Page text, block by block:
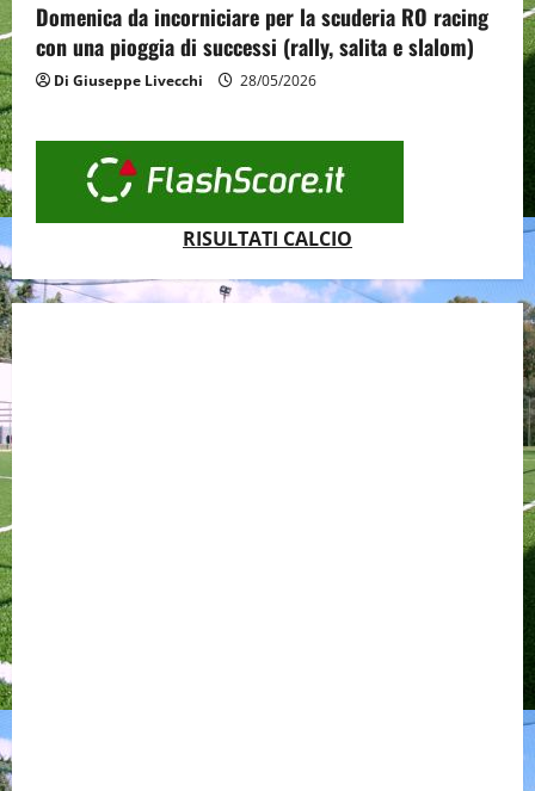
Domenica da incorniciare per la scuderia RO racing
con una pioggia di successi (rally, salita e slalom)
Di Giuseppe Livecchi 28/05/2026
RISULTATI CALCIO